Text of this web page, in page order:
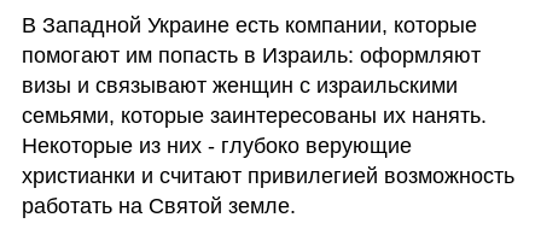
В Западной Украине есть компании, которые
помогают им попасть в Израиль: оформляют
визы и связывают женщин с израильскими
семьями, которые заинтересованы их нанять.
Некоторые из них - глубоко верующие
христианки и считают привилегией возможность
работать на Святой земле.